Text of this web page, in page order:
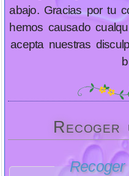
abajo. Gracias por tu
hemos causado
acepta nuestras
Recoger